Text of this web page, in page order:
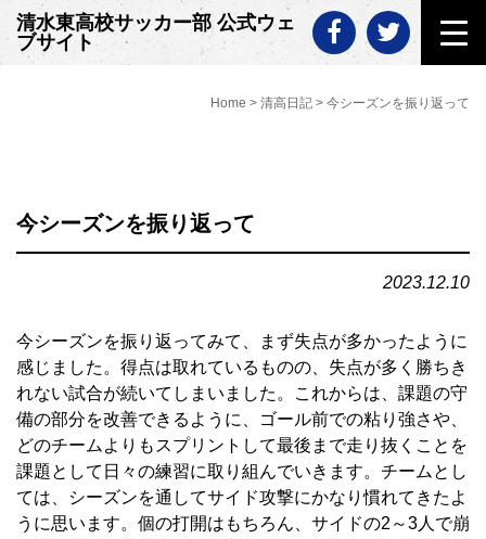
Skip
to
content
清水東高校サッカー部 公式ウェ
ブサイト
Home > 清高日記 > 今シーズンを振り返って
今シーズンを振り返って
2023.12.10
今シーズンを振り返ってみて、まず失点が多かったように
感じました。得点は取れているものの、失点が多く勝ちき
れない試合が続いてしまいました。これからは、課題の守
備の部分を改善できるように、ゴール前での粘り強さや、
どのチームよりもスプリントして最後まで走り抜くことを
課題として日々の練習に取り組んでいきます。チームとし
ては、シーズンを通してサイド攻撃にかなり慣れてきたよ
うに思います。個の打開はもちろん、サイドの2～3人で崩